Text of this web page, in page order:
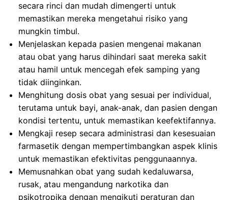
secara rinci dan mudah dimengerti untuk
memastikan mereka mengetahui risiko yang
mungkin timbul.
Menjelaskan kepada pasien mengenai makanan
atau obat yang harus dihindari saat mereka sakit
atau hamil untuk mencegah efek samping yang
tidak diinginkan.
Menghitung dosis obat yang sesuai per individual,
terutama untuk bayi, anak-anak, dan pasien dengan
kondisi tertentu, untuk memastikan keefektifannya.
Mengkaji resep secara administrasi dan kesesuaian
farmasetik dengan mempertimbangkan aspek klinis
untuk memastikan efektivitas penggunaannya.
Memusnahkan obat yang sudah kedaluwarsa,
rusak, atau mengandung narkotika dan
psikotropika dengan mengikuti peraturan dan